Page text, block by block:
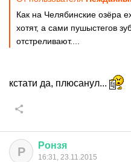
Как на Челябинские озёра
хотят, а сами пушыстегов
отстреливают....
кстати да, плюсанул...
Р Ронзя
16:31, 23.11.2015